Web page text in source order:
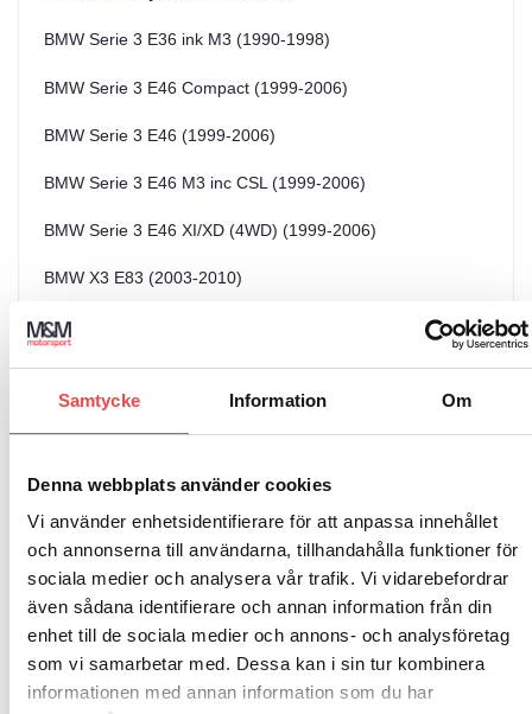
Samtycke Information Om
Denna webbplats använder cookies
Vi använder enhetsidentifierare för att anpassa innehållet
och annonserna till användarna, tillhandahålla funktioner för
sociala medier och analysera vår trafik. Vi vidarebefordrar
även sådana identifierare och annan information från din
enhet till de sociala medier och annons- och analysföretag
som vi samarbetar med. Dessa kan i sin tur kombinera
informationen med annan information som du har
BMW Serie 3 E36 ink M3 (1990-1998)
BMW Serie 3 E46 Compact (1999-2006)
BMW Serie 3 E46 (1999-2006)
BMW Serie 3 E46 M3 inc CSL (1999-2006)
BMW Serie 3 E46 XI/XD (4WD) (1999-2006)
BMW X3 E83 (2003-2010)
BMW Z1 (1988-1991)
BMW Z4 E85 (2003-2009)
BMW Z4 M E86 (2003-2009)
BMW Z4 E89 (2009-)